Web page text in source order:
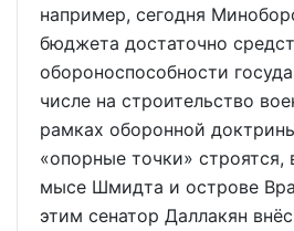
например, сегодня
бюджета достаточно
обороноспособности
числе на строительство
рамках оборонной
«опорные точки» строятся,
мысе Шмидта и острове
этим сенатор Даллакян